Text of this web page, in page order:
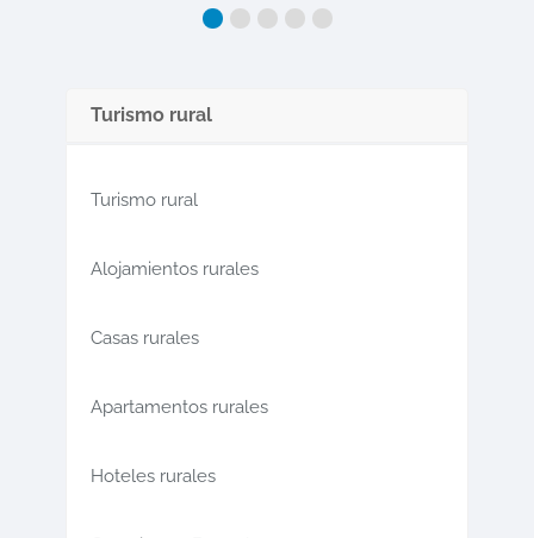
Turismo rural
Turismo rural
Alojamientos rurales
Casas rurales
Apartamentos rurales
Hoteles rurales